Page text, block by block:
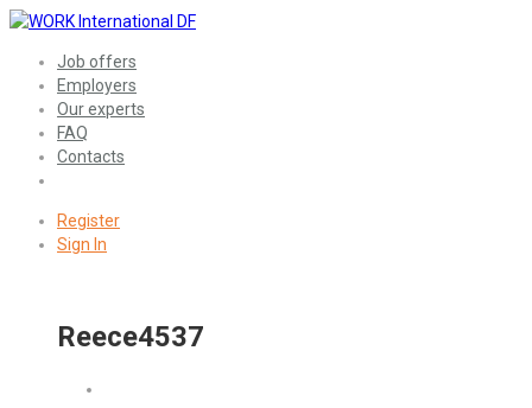
Job offers
Employers
Our experts
FAQ
Contacts
Register
Sign In
Reece4537